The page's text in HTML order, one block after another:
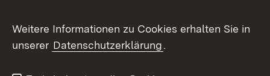
Datenschutz
Cookies
Weitere Informationen zu Cookies erhalten Sie in
unserer Datenschutzerklärung.